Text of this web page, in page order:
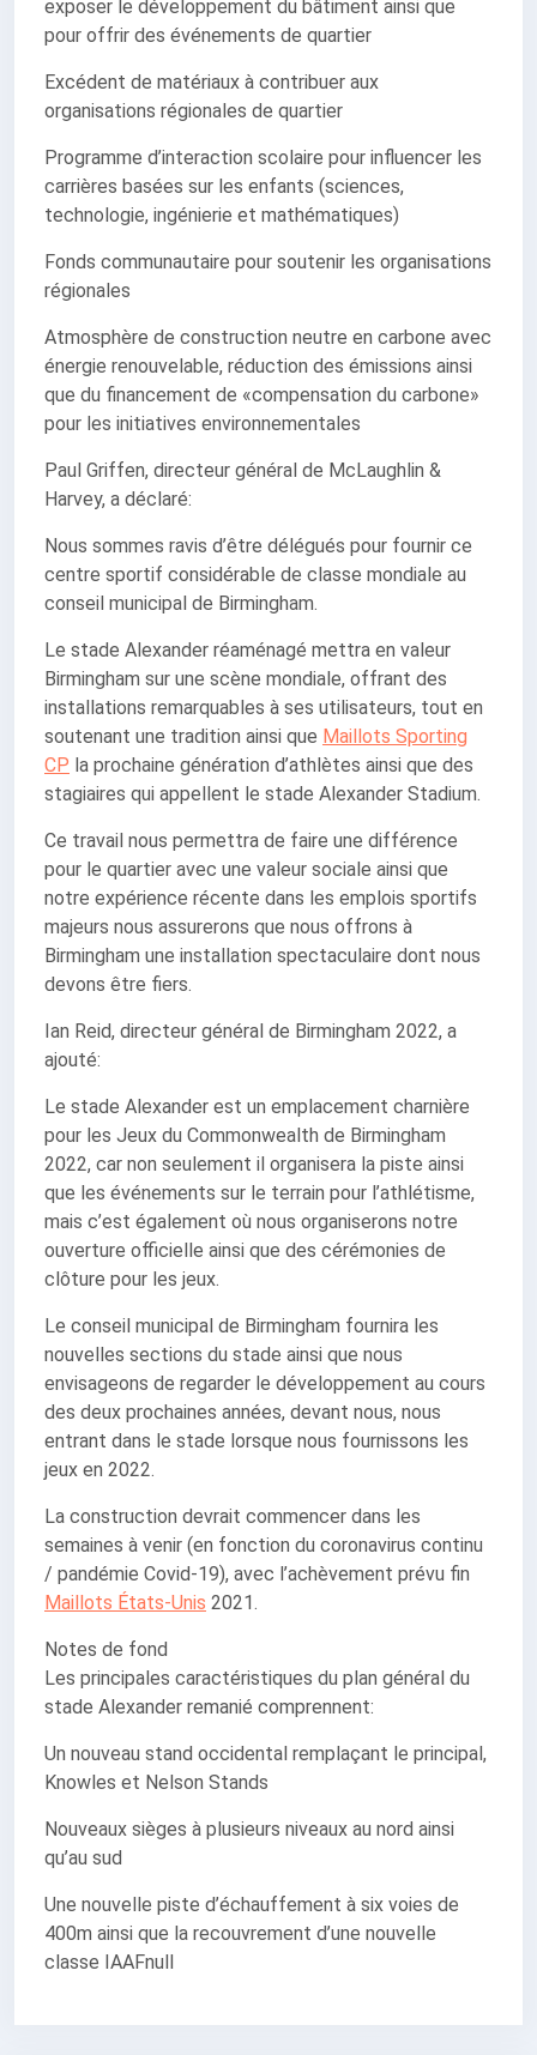
exposer le développement du bâtiment ainsi que
pour offrir des événements de quartier
Excédent de matériaux à contribuer aux
organisations régionales de quartier
Programme d’interaction scolaire pour influencer les
carrières basées sur les enfants (sciences,
technologie, ingénierie et mathématiques)
Fonds communautaire pour soutenir les organisations
régionales
Atmosphère de construction neutre en carbone avec
énergie renouvelable, réduction des émissions ainsi
que du financement de «compensation du carbone»
pour les initiatives environnementales
Paul Griffen, directeur général de McLaughlin &
Harvey, a déclaré:
Nous sommes ravis d’être délégués pour fournir ce
centre sportif considérable de classe mondiale au
conseil municipal de Birmingham.
Le stade Alexander réaménagé mettra en valeur
Birmingham sur une scène mondiale, offrant des
installations remarquables à ses utilisateurs, tout en
soutenant une tradition ainsi que Maillots Sporting
CP la prochaine génération d’athlètes ainsi que des
stagiaires qui appellent le stade Alexander Stadium.
Ce travail nous permettra de faire une différence
pour le quartier avec une valeur sociale ainsi que
notre expérience récente dans les emplois sportifs
majeurs nous assurerons que nous offrons à
Birmingham une installation spectaculaire dont nous
devons être fiers.
Ian Reid, directeur général de Birmingham 2022, a
ajouté:
Le stade Alexander est un emplacement charnière
pour les Jeux du Commonwealth de Birmingham
2022, car non seulement il organisera la piste ainsi
que les événements sur le terrain pour l’athlétisme,
mais c’est également où nous organiserons notre
ouverture officielle ainsi que des cérémonies de
clôture pour les jeux.
Le conseil municipal de Birmingham fournira les
nouvelles sections du stade ainsi que nous
envisageons de regarder le développement au cours
des deux prochaines années, devant nous, nous
entrant dans le stade lorsque nous fournissons les
jeux en 2022.
La construction devrait commencer dans les
semaines à venir (en fonction du coronavirus continu
/ pandémie Covid-19), avec l’achèvement prévu fin
Maillots États-Unis 2021.
Notes de fond
Les principales caractéristiques du plan général du
stade Alexander remanié comprennent:
Un nouveau stand occidental remplaçant le principal,
Knowles et Nelson Stands
Nouveaux sièges à plusieurs niveaux au nord ainsi
qu’au sud
Une nouvelle piste d’échauffement à six voies de
400m ainsi que la recouvrement d’une nouvelle
classe IAAFnull